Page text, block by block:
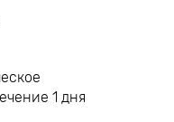
1 дня